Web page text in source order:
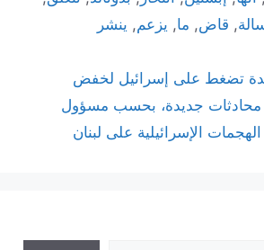
, قاض, ما, يزعم, ينشر
تضغط على إسرائيل لخفض
محادثات جديدة، بحسب مسؤول
الإسرائيلية على لبنان